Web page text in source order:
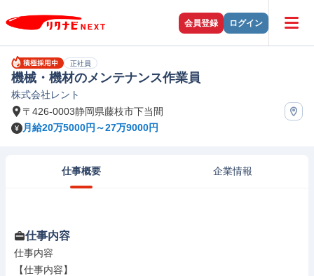
会員登録 ログイン
正社員
機械・機材のメンテナンス作業員
株式会社レント
〒426-0003静岡県藤枝市下当間
月給20万5000円～27万9000円
仕事概要 企業情報
仕事内容
仕事内容
【仕事内容】